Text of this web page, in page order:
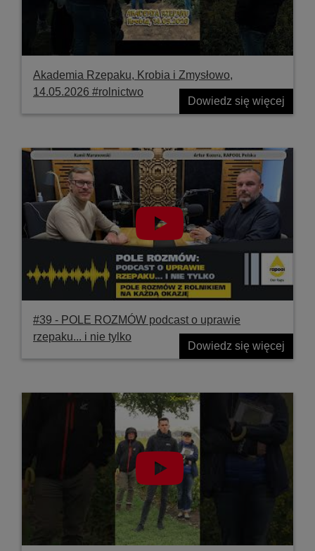
Akademia Rzepaku, Krobia i Zmysłowo,
14.05.2026 #rolnictwo
Dowiedz się więcej
#39 ‐ POLE ROZMÓW podcast o uprawie
rzepaku... i nie tylko
Dowiedz się więcej